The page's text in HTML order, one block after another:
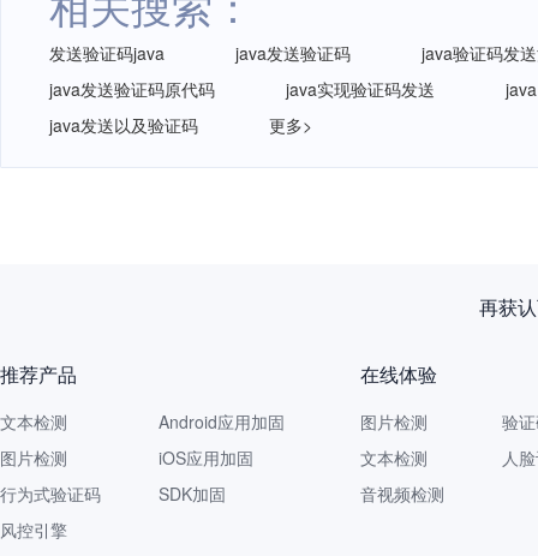
发送验证码java java发送验证码
java验证码发
java发送验证码原代码
java实现验证码发送
java发送以及验证码
更多>
再获
推荐产品
文本检测
图片检测
行为式验证码
风控引擎
Android应用加固
iOS应用加固
SDK加固
在线体验
图片检测
文本检测
音视频检测
验
人